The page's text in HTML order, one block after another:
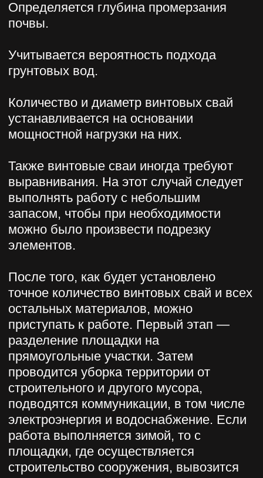
Ручной способ завинчивания винтовых
свай актуален в том случае, если по
технику (например, вследствие
особенностей участка, где проводится
работа или нерентабельности). Как
заборов, небольших дачных домиков,
беседок и пр.
При ручном способе завинчивания
помощника. При этом приобретать или
покупать специализированную технику
совершенно нет необходимости.
Единственное, что должно быть в
наличии — это стальной элемент,
например лом. Он помещается в
отверстие винтовой сваи и выступает в
Все сваи необходимо устанавливать
отметкам. При этом они должны
находиться в вертикальном положении.
Как только это будет сделано, два
помощника берут рычаг с каждой
стороны и, одновременно двигаясь по
кругу, ввинчивают сваю. Так необходимо
проделать для всех элементов.
Чтобы сооружение простояло долгие
годы, участвующим в работе лицам
требуется обеспечить необходимую
глубину погружения винтовых свай: она
должна быть не меньше отметки
промерзания грунта.
Существуют приёмы, позволяющие
облегчить самостоятельное ввинчивание
винтовых свай. Например, применение
привычной всем дрели. В ней